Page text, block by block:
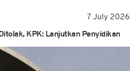
7 July 2026
KPK: Lanjutkan Penyidikan